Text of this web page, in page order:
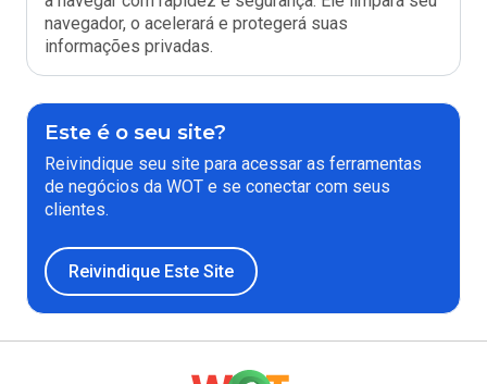
navegador, o acelerará e protegerá suas
informações privadas.
Este é o seu site?
Reivindique seu site para acessar as ferramentas
de negócios da WOT e se conectar com seus
clientes.
Reivindique Este Site